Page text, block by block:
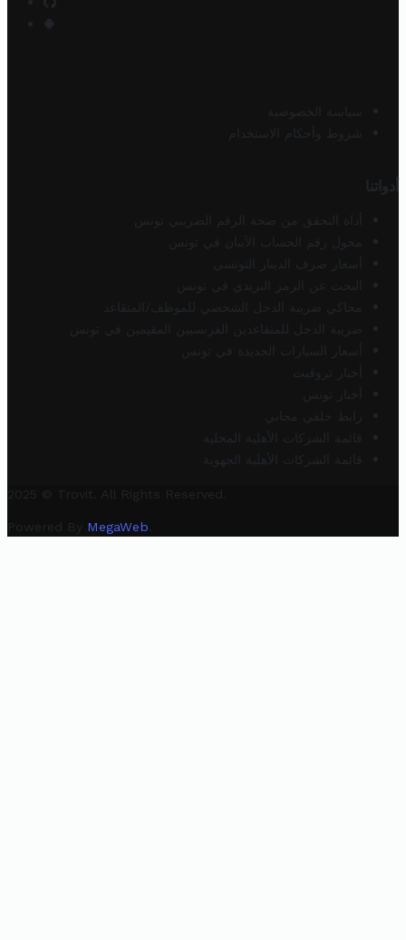
سياسة الخصوصية
شروط وأحكام الاستخدام
أدواتنا
أداة التحقق من صحة الرقم الضريبي تونس
محول رقم الحساب الآيبان في تونس
أسعار صرف الدينار التونسي
البحث عن الرمز البريدي في تونس
محاكي ضريبة الدخل الشخصي للموظف/المتقاعد
ضريبة الدخل للمتقاعدين الفرنسيين المقيمين في تونس
أسعار السيارات الجديدة في تونس
أخبار تروفيت
أخبار تونس
رابط خلفي مجاني
قائمة الشركات الأهلية المحلية
قائمة الشركات الأهلية الجهوية
2025 © Trovit. All Rights Reserved.
Powered By MegaWeb